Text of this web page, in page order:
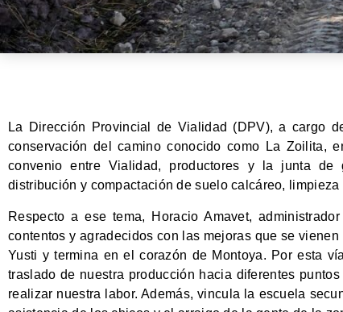
La Dirección Provincial de Vialidad (DPV), a cargo
conservación del camino conocido como La Zoilita,
convenio entre Vialidad, productores y la junta de
distribución y compactación de suelo calcáreo,
Respecto a ese tema, Horacio Amavet,
contentos y agradecidos con las mejoras que se
Yusti y termina en el corazón de Montoya. Por esta
traslado de nuestra producción hacia diferentes
realizar nuestra labor. Además, vincula la escuela